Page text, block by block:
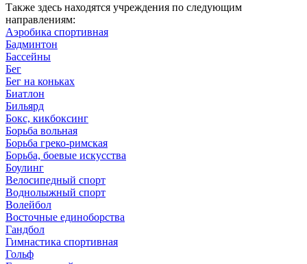
Также здесь находятся учреждения по следующим
направлениям:
Аэробика спортивная
Бадминтон
Бассейны
Бег
Бег на коньках
Биатлон
Бильярд
Бокс, кикбоксинг
Борьба вольная
Борьба греко-римская
Борьба, боевые искусства
Боулинг
Велосипедный спорт
Воднолыжный спорт
Волейбол
Восточные единоборства
Гандбол
Гимнастика спортивная
Гольф